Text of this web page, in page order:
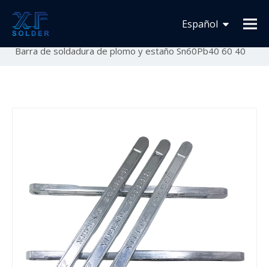
Español
Français
Usted está aquí:
de Estaño
Barra de Soldadura de Estaño y Plomo
»
Barra de soldadura de plomo y estaño Sn60Pb40 60 40